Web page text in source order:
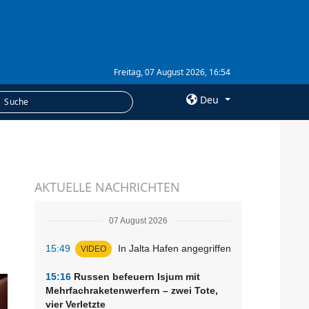
Freitag, 07 August 2026, 16:54
Deu
Abonnement
AKTUELLE NACHRICHTEN
07 August 2026
15:49 VIDEO In Jalta Hafen angegriffen
15:16 Russen befeuern Isjum mit
Mehrfachraketenwerfern – zwei Tote,
vier Verletzte